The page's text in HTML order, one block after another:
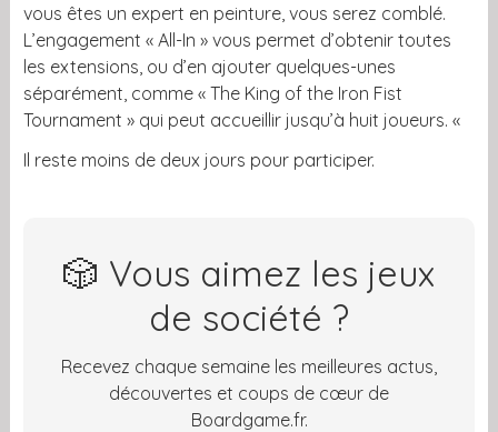
vous êtes un expert en peinture, vous serez comblé.
L’engagement « All-In » vous permet d’obtenir toutes
les extensions, ou d’en ajouter quelques-unes
séparément, comme « The King of the Iron Fist
Tournament » qui peut accueillir jusqu’à huit joueurs. «
Il reste moins de deux jours pour participer.
🎲 Vous aimez les jeux
de société ?
Recevez chaque semaine les meilleures actus,
découvertes et coups de cœur de
Boardgame.fr.